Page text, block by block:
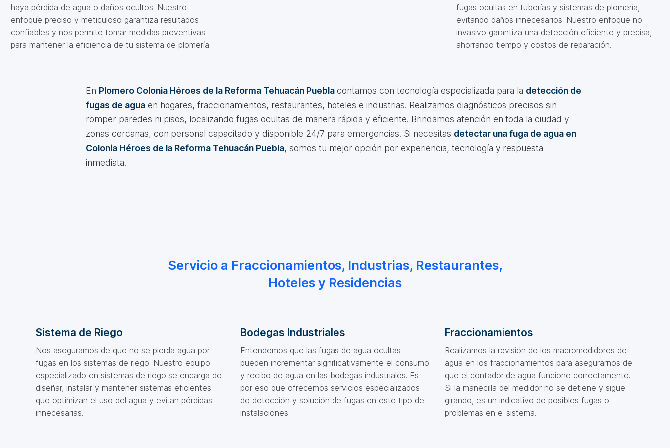
haya pérdida de agua o daños ocultos. Nuestro
enfoque preciso y meticuloso garantiza resultados
confiables y nos permite tomar medidas preventivas
para mantener la eficiencia de tu sistema de plomería.
fugas ocultas en tuberías y sistemas de plomería,
evitando daños innecesarios. Nuestro enfoque no
invasivo garantiza una detección eficiente y precisa,
ahorrando tiempo y costos de reparación.
En Plomero Colonia Héroes de la Reforma Tehuacán Puebla contamos con tecnología especializada para la detección de
fugas de agua en hogares, fraccionamientos, restaurantes, hoteles e industrias. Realizamos diagnósticos precisos sin
romper paredes ni pisos, localizando fugas ocultas de manera rápida y eficiente. Brindamos atención en toda la ciudad y
zonas cercanas, con personal capacitado y disponible 24/7 para emergencias. Si necesitas detectar una fuga de agua en
Colonia Héroes de la Reforma Tehuacán Puebla, somos tu mejor opción por experiencia, tecnología y respuesta
inmediata.
Servicio a Fraccionamientos, Industrias, Restaurantes,
Hoteles y Residencias
Sistema de Riego
Nos aseguramos de que no se pierda agua por
fugas en los sistemas de riego. Nuestro equipo
especializado en sistemas de riego se encarga de
diseñar, instalar y mantener sistemas eficientes
que optimizan el uso del agua y evitan pérdidas
innecesarias.
Bodegas Industriales
Entendemos que las fugas de agua ocultas
pueden incrementar significativamente el consumo
y recibo de agua en las bodegas industriales. Es
por eso que ofrecemos servicios especializados
de detección y solución de fugas en este tipo de
instalaciones.
Fraccionamientos
Realizamos la revisión de los macromedidores de
agua en los fraccionamientos para asegurarnos de
que el contador de agua funcione correctamente.
Si la manecilla del medidor no se detiene y sigue
girando, es un indicativo de posibles fugas o
problemas en el sistema.